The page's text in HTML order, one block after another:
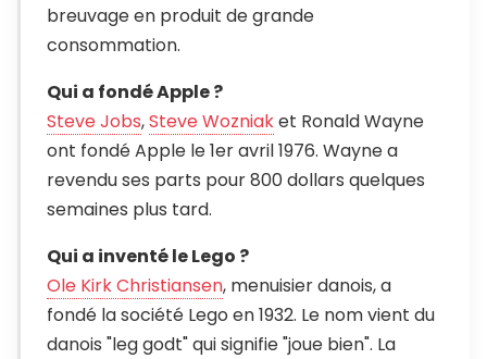
breuvage en produit de grande
consommation.
Qui a fondé Apple ?
Steve Jobs,Steve Wozniaket Ronald Wayne
ont fondé Apple le 1er avril 1976. Wayne a
revendu ses parts pour 800 dollars quelques
semaines plus tard.
Qui a inventé le Lego ?
Ole Kirk Christiansen, menuisier danois, a
fondé la société Lego en 1932. Le nom vient du
danois "leg godt" qui signifie "joue bien". La